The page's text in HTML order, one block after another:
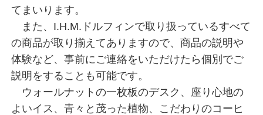
てまいります。
また、I.H.M.ドルフィンで取り扱っているすべて
の商品が取り揃えてありますので、商品の説明や
体験など、事前にご連絡をいただけたら個別でご
説明をすることも可能です。
ウォールナットの一枚板のデスク、座り心地の
よいイス、青々と茂った植物、こだわりのコーヒ